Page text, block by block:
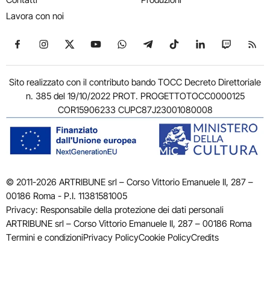
Lavora con noi
Seguici su Facebook
Seguici su Instagram
Seguici su X
Seguici su YouTube
Seguici su WhatsApp
Seguici su Telegram
Seguici su TikTok
Seguici su
Seguici
Sito realizzato con il contributo bando TOCC Decreto Direttoriale
n. 385 del 19/10/2022 PROT. PROGETTOTOCC0000125
COR15906233 CUPC87J23001080008
© 2011-2026 ARTRIBUNE srl – Corso Vittorio Emanuele II, 287 –
00186 Roma - P.I. 11381581005
Privacy: Responsabile della protezione dei dati personali
ARTRIBUNE srl – Corso Vittorio Emanuele II, 287 – 00186 Roma
Termini e condizioniPrivacy PolicyCookie PolicyCredits